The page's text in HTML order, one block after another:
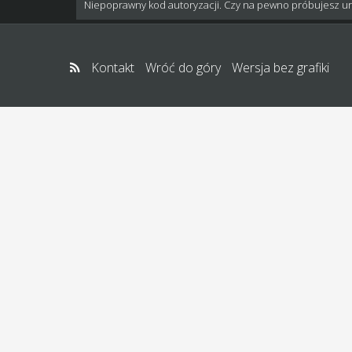
Niepoprawny kod autoryzacji. Czy na pewno próbujesz
Kontakt Wróć do góry Wersja bez grafiki